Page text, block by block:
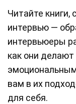
Читайте
интервью —
интервьюеры
как они
вам в их
для себя.